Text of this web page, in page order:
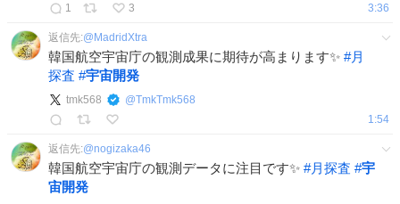
1
3 3:36
返信先:@ MadridXtra
韓国航空宇宙庁の観測成果に期待が高まります✨ #月
探査 #宇宙開発
tmk568 @TmkTmk568
1:54
返信先:@nogizaka46
韓国航空宇宙庁の観測データに注目です✨ #月探査 #宇
宙開発